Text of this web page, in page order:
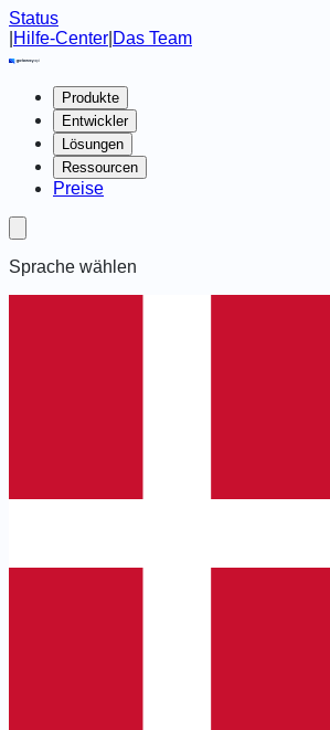
Status
Hilfe-Center Das Team
Produkte
Entwickler
Lösungen
Ressourcen
Preise
Sprache wählen